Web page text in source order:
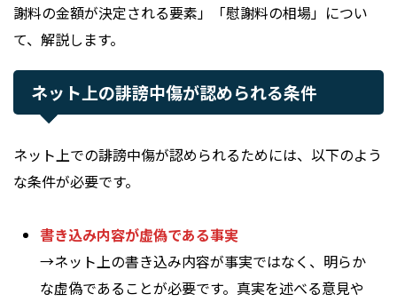
謝料の金額が決定される要素」「慰謝料の相場」につい
て、解説します。
ネット上の誹謗中傷が認められる条件
ネット上での誹謗中傷が認められるためには、以下のよう
な条件が必要です。
書き込み内容が虚偽である事実
→ネット上の書き込み内容が事実ではなく、明らか
な虚偽であることが必要です。真実を述べる意見や